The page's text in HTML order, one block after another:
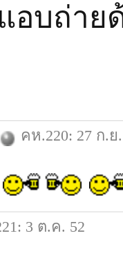
อบถ่าย
คห.220: 27 ก.ย
3 ต.ค. 52